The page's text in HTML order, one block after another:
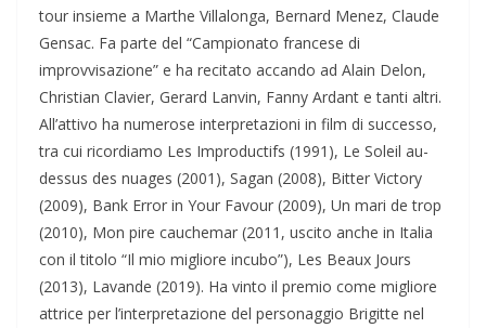
tour insieme a Marthe Villalonga, Bernard Menez, Claude
Gensac. Fa parte del “Campionato francese di
improvvisazione” e ha recitato accando ad Alain Delon,
Christian Clavier, Gerard Lanvin, Fanny Ardant e tanti altri.
All’attivo ha numerose interpretazioni in film di successo,
tra cui ricordiamo Les Improductifs (1991), Le Soleil au-
dessus des nuages (2001), Sagan (2008), Bitter Victory
(2009), Bank Error in Your Favour (2009), Un mari de trop
(2010), Mon pire cauchemar (2011, uscito anche in Italia
con il titolo “Il mio migliore incubo”), Les Beaux Jours
(2013), Lavande (2019). Ha vinto il premio come migliore
attrice per l’interpretazione del personaggio Brigitte nel